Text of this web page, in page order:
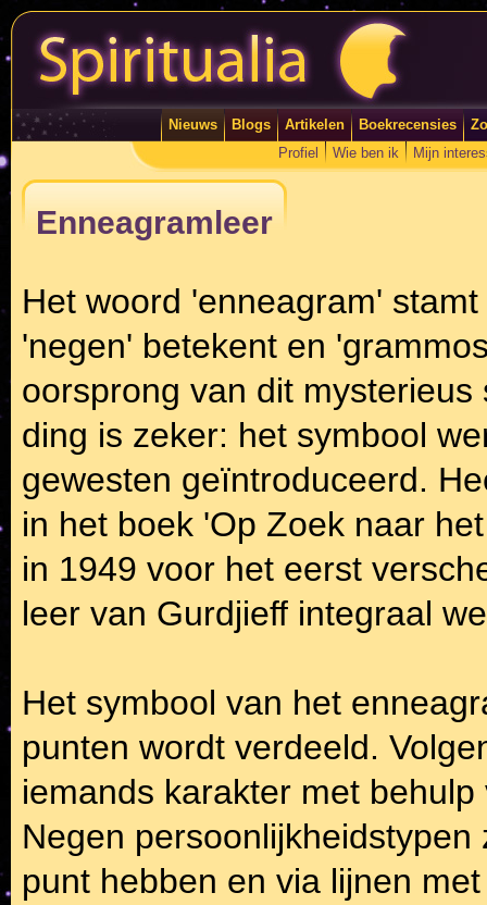
Nieuws Blogs Artikelen Boekrecensies
Profiel
Wie ben ik Mijn
Enneagramleer
Het woord 'enneagram'
'negen' betekent en
oorsprong van dit
ding is zeker: het symbool
gewesten geïntroduceerd.
in het boek 'Op Zoek naar
in 1949 voor het eerst
leer van Gurdjieff integraal
Het symbool van het
punten wordt verdeeld.
iemands karakter met
Negen
punt hebben en via lijnen